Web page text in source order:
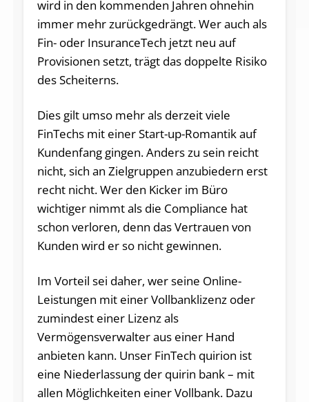
wird in den kommenden Jahren ohnehin
immer mehr zurückgedrängt. Wer auch als
Fin- oder InsuranceTech jetzt neu auf
Provisionen setzt, trägt das doppelte Risiko
des Scheiterns.
Dies gilt umso mehr als derzeit viele
FinTechs mit einer Start-up-Romantik auf
Kundenfang gingen. Anders zu sein reicht
nicht, sich an Zielgruppen anzubiedern erst
recht nicht. Wer den Kicker im Büro
wichtiger nimmt als die Compliance hat
schon verloren, denn das Vertrauen von
Kunden wird er so nicht gewinnen.
Im Vorteil sei daher, wer seine Online-
Leistungen mit einer Vollbanklizenz oder
zumindest einer Lizenz als
Vermögensverwalter aus einer Hand
anbieten kann. Unser FinTech quirion ist
eine Niederlassung der quirin bank – mit
allen Möglichkeiten einer Vollbank. Dazu